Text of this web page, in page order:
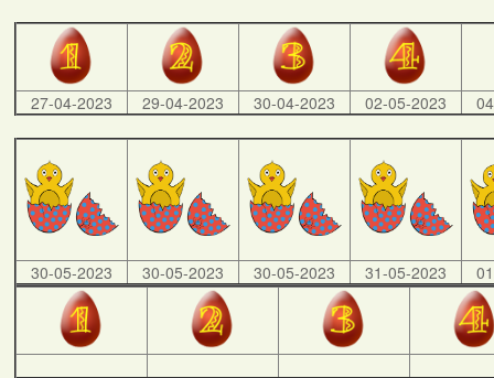
27-04-2023 29-04-2023 30-04-2023 02-05-2023
30-05-2023 30-05-2023 30-05-2023 31-05-2023